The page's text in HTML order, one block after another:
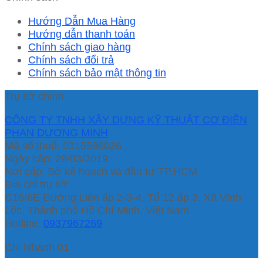
Hướng Dẫn Mua Hàng
Hướng dẫn thanh toán
Chính sách giao hàng
Chính sách đổi trả
Chính sách bảo mật thông tin
Trụ sở chính
CÔNG TY TNHH XÂY DỰNG KỸ THUẬT CƠ ĐIỆN
PHAN DƯƠNG MINH
Mã số thuế: 0315596026
Ngày cấp: 29/03/2019
Nơi cấp: Sở kế hoạch và đầu tư TP.HCM
Địa chỉ trụ sở:
C16/6E Đường Liên ấp 2-3-4, Tổ 12 ấp 3, Xã Vĩnh
Lộc, Thành phố Hồ Chí Minh, Việt Nam
Hotline: 0937967269
Chi Nhánh 01